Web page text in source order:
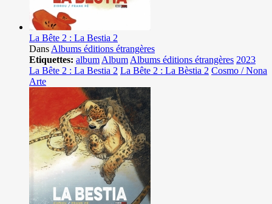
La Bête 2 : La Bestia 2
Dans Albums éditions étrangères
Etiquettes: album Album Albums éditions étrangères 2023
La Bête 2 : La Bestia 2 La Bête 2 : La Bèstia 2 Cosmo / Nona
Arte